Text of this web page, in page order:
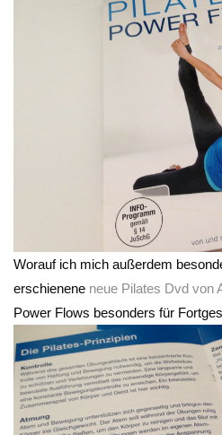
Worauf ich mich außerdem
erschienene neue Pilates Dvd von
Power Flows besonders für